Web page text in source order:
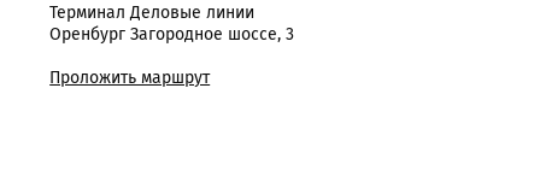
Терминал Деловые линии
Оренбург Загородное шоссе, 3
Проложить маршрут